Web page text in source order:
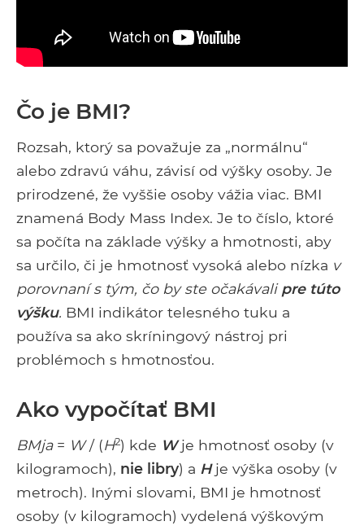
Čo je BMI?
Rozsah, ktorý sa považuje za „normálnu“
alebo zdravú váhu, závisí od výšky osoby. Je
prirodzené, že vyššie osoby vážia viac. BMI
znamená Body Mass Index. Je to číslo, ktoré
sa počíta na základe výšky a hmotnosti, aby
sa určilo, či je hmotnosť vysoká alebo nízka v
porovnaní s tým, čo by ste očakávalipre túto
výšku. BMI indikátor telesného tuku a
používa sa ako skríningový nástroj pri
problémoch s hmotnosťou.
Ako vypočítať BMI
BMja= W/ (H2) kde Wje hmotnosť osoby (v
kilogramoch), nie libry) a Hje výška osoby (v
metroch). Inými slovami, BMI je hmotnosť
osoby (v kilogramoch) vydelená výškovým